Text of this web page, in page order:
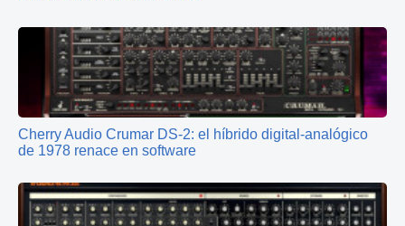
Cherry Audio Crumar DS‑2: el híbrido digital‑analógico
de 1978 renace en software